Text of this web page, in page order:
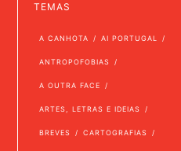
TEMAS
A CANHOTA AI PORTUGAL
ANTROPOFOBIAS
A OUTRA FACE
ARTES, LETRAS E IDEIAS
BREVES CARTOGRAFIAS